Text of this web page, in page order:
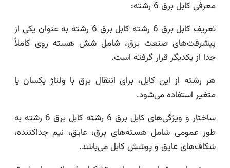
معرفی کابل برق 6 رشته:
تعریف کابل برق 6 رشته کابل برق 6 رشته به عنوان یکی از
پیشرفت‌های صنعت برق، شامل شش هسته روی کاملاً
جدا از یکدیگر قرار گرفته است.
هر رشته از این کابل، برای انتقال برق با ولتاژ یکسان یا
متغیر استفاده می‌شود.
ساختار و ویژگی‌های کابل برق 6 رشته کابل برق 6 رشته به
طور عمومی شامل هسته‌های برق، عایق، نیم جداکننده،
شکاف‌های عایق و پوشش کابل می‌باشد.